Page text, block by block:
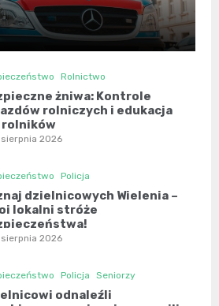
Rolnictwo
żniwa: Kontrole
rolniczych i edukacja
rolników
2026
Policja
dzielnicowych Wielenia –
lokalni stróże
2026
Policja Seniorzy
odnaleźli